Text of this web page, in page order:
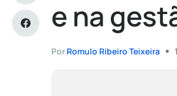
e na
Por Romulo Ribeiro Teixeira